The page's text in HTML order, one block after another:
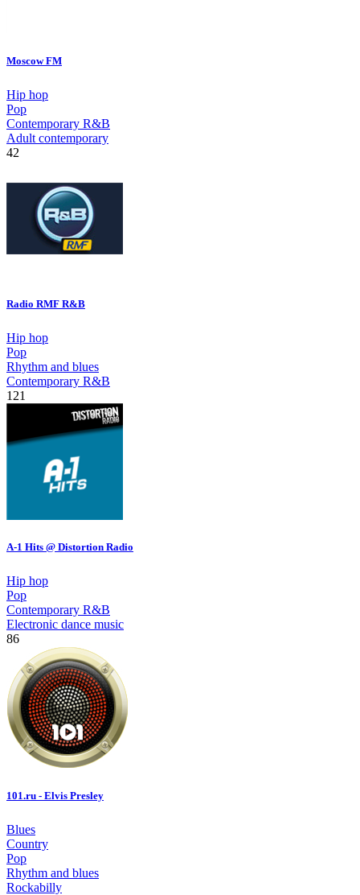
Moscow FM
Hip hop
Pop
Contemporary R&B
Adult contemporary
42
Radio RMF R&B
Hip hop
Pop
Rhythm and blues
Contemporary R&B
121
A-1 Hits @ Distortion Radio
Hip hop
Pop
Contemporary R&B
Electronic dance music
86
101.ru - Elvis Presley
Blues
Country
Pop
Rhythm and blues
Rockabilly